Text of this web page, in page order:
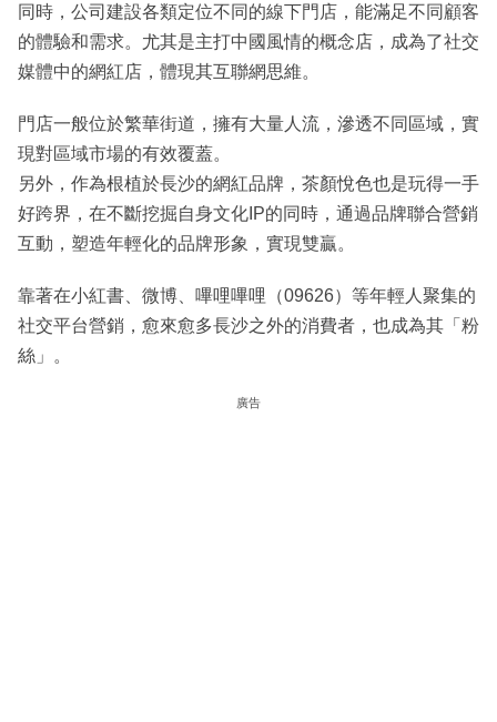
同時，公司建設各類定位不同的線下門店，能滿足不同顧客
的體驗和需求。尤其是主打中國風情的概念店，成為了社交
媒體中的網紅店，體現其互聯網思維。
門店一般位於繁華街道，擁有大量人流，滲透不同區域，實
現對區域市場的有效覆蓋。
另外，作為根植於長沙的網紅品牌，茶顏悅色也是玩得一手
好跨界，在不斷挖掘自身文化IP的同時，通過品牌聯合營銷
互動，塑造年輕化的品牌形象，實現雙贏。
靠著在小紅書、微博、嗶哩嗶哩（09626）等年輕人聚集的
社交平台營銷，愈來愈多長沙之外的消費者，也成為其「粉
絲」。
廣告